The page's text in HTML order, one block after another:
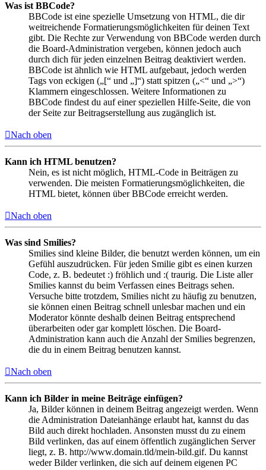
Was ist BBCode?
BBCode ist eine spezielle Umsetzung von HTML, die dir
weitreichende Formatierungsmöglichkeiten für deinen Text
gibt. Die Rechte zur Verwendung von BBCode werden durch
die Board-Administration vergeben, können jedoch auch
durch dich für jeden einzelnen Beitrag deaktiviert werden.
BBCode ist ähnlich wie HTML aufgebaut, jedoch werden
Tags von eckigen („[“ und „]“) statt spitzen („<“ und „>“)
Klammern eingeschlossen. Weitere Informationen zu
BBCode findest du auf einer speziellen Hilfe-Seite, die von
der Seite zur Beitragserstellung aus zugänglich ist.
Nach oben
Kann ich HTML benutzen?
Nein, es ist nicht möglich, HTML-Code in Beiträgen zu
verwenden. Die meisten Formatierungsmöglichkeiten, die
HTML bietet, können über BBCode erreicht werden.
Nach oben
Was sind Smilies?
Smilies sind kleine Bilder, die benutzt werden können, um ein
Gefühl auszudrücken. Für jeden Smilie gibt es einen kurzen
Code, z. B. bedeutet :) fröhlich und :( traurig. Die Liste aller
Smilies kannst du beim Verfassen eines Beitrags sehen.
Versuche bitte trotzdem, Smilies nicht zu häufig zu benutzen,
sie können einen Beitrag schnell unlesbar machen und ein
Moderator könnte deshalb deinen Beitrag entsprechend
überarbeiten oder gar komplett löschen. Die Board-
Administration kann auch die Anzahl der Smilies begrenzen,
die du in einem Beitrag benutzen kannst.
Nach oben
Kann ich Bilder in meine Beiträge einfügen?
Ja, Bilder können in deinem Beitrag angezeigt werden. Wenn
die Administration Dateianhänge erlaubt hat, kannst du das
Bild auch direkt hochladen. Ansonsten musst du zu einem
Bild verlinken, das auf einem öffentlich zugänglichen Server
liegt, z. B. http://www.domain.tld/mein-bild.gif. Du kannst
weder Bilder verlinken, die sich auf deinem eigenen PC